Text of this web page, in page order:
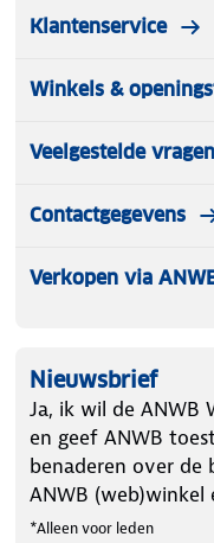
Klantenservice
Winkels &
Veelgestelde vragen
Contactgegevens
Verkopen via
Nieuwsbrief
Ja, ik wil de ANWB
en geef ANWB
benaderen over de
ANWB (web)winkel
*Alleen voor leden